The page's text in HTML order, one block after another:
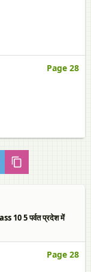
Page 28
10 5 पर्वत प्रदेश में
Page 28